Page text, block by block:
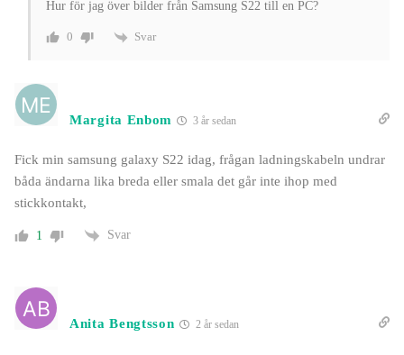
Hur för jag över bilder från Samsung S22 till en PC?
0 Svar
Margita Enbom 3 år sedan
Fick min samsung galaxy S22 idag, frågan ladningskabeln undrar
båda ändarna lika breda eller smala det går inte ihop med
stickkontakt,
1 Svar
Anita Bengtsson 2 år sedan